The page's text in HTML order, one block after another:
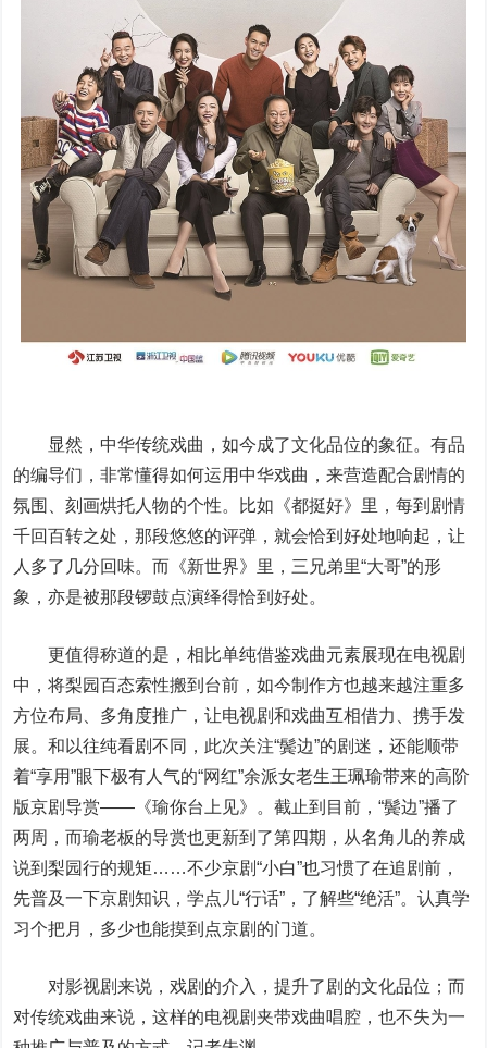
显然，中华传统戏曲，如今成了文化品位的象征。有品
的编导们，非常懂得如何运用中华戏曲，来营造配合剧情的
氛围、刻画烘托人物的个性。比如《都挺好》里，每到剧情
千回百转之处，那段悠悠的评弹，就会恰到好处地响起，让
人多了几分回味。而《新世界》里，三兄弟里“大哥”的形
象，亦是被那段锣鼓点演绎得恰到好处。
更值得称道的是，相比单纯借鉴戏曲元素展现在电视剧
中，将梨园百态索性搬到台前，如今制作方也越来越注重多
方位布局、多角度推广，让电视剧和戏曲互相借力、携手发
展。和以往纯看剧不同，此次关注“鬓边”的剧迷，还能顺带
着“享用”眼下极有人气的“网红”余派女老生王珮瑜带来的高阶
版京剧导赏——《瑜你台上见》。截止到目前，“鬓边”播了
两周，而瑜老板的导赏也更新到了第四期，从名角儿的养成
说到梨园行的规矩……不少京剧“小白”也习惯了在追剧前，
先普及一下京剧知识，学点儿“行话”，了解些“绝活”。认真学
习个把月，多少也能摸到点京剧的门道。
对影视剧来说，戏剧的介入，提升了剧的文化品位；而
对传统戏曲来说，这样的电视剧夹带戏曲唱腔，也不失为一